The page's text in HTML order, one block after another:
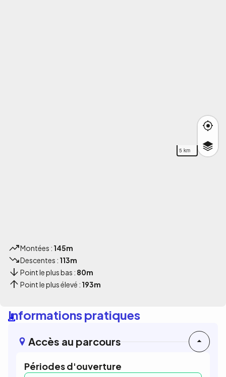
5 km
Montées : 145m
Descentes : 113m
Point le plus bas : 80m
Point le plus élevé : 193m
Informations pratiques
Accès au parcours
Périodes d'ouverture